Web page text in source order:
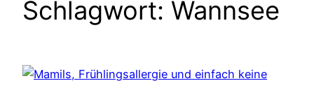
Schlagwort: Wannsee